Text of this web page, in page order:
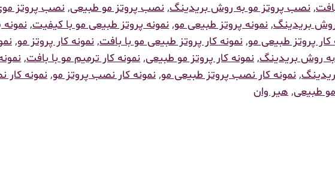
, نصب پروتز مو به روش بریدینگ, نصب پروتز مو طبیعی, نصب پروتز
بریدینگ, نمونه پروتز طبیعی مو, نمونه پروتز طبیعی مو با کیفیت, نمونه
کار پروتز طبیعی مو, نمونه کار پروتز طبیعی مو با بافت, نمونه کار پروتز مو,
به روش بریدینگ, نمونه کار پروتز مو طبیعی, نمونه کار ترمیم مو با بافت,
, نمونه کار نصب پروتز طبیعی مو, نمونه کار نصب پروتز مو, نمونه
طبیعی, هیر وان